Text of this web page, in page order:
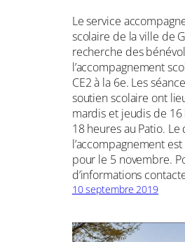
Le service
scolaire de la ville de
recherche des
l’accompagnement
CE2 à la 6e. Les
soutien scolaire ont
mardis et jeudis de 16
18 heures au Patio.
l’accompagnement
pour le 5 novembre.
d’informations
10 septembre 2019